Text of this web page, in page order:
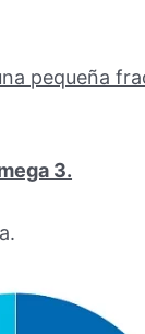
pequeña
3.